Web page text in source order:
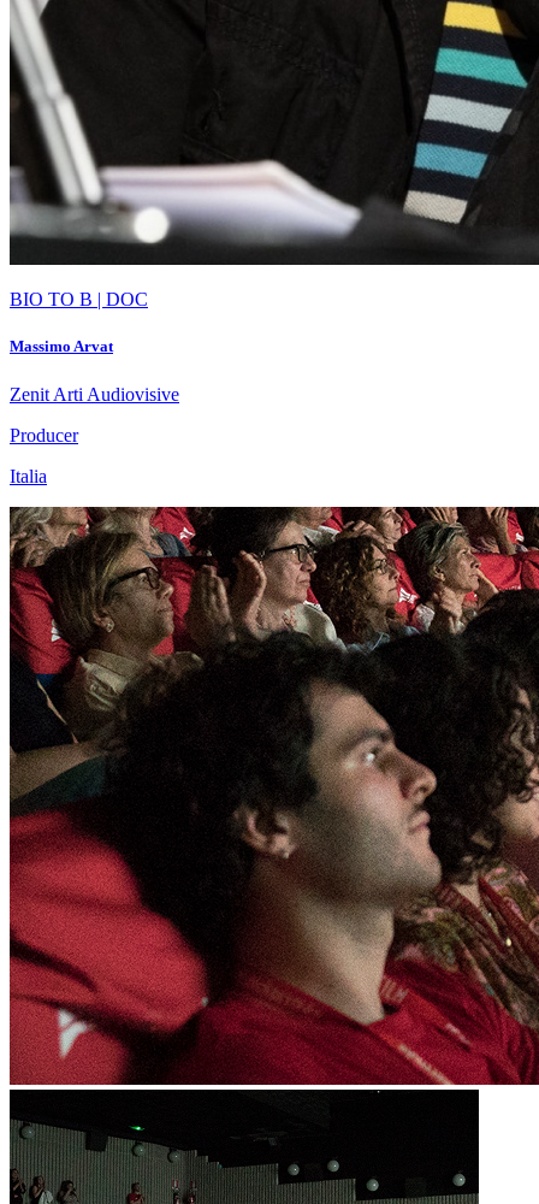
BIO TO B | DOC
Massimo Arvat
Zenit Arti Audiovisive
Producer
Italia